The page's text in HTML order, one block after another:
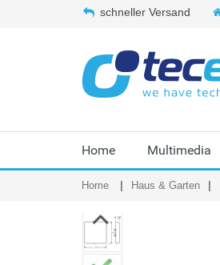
schneller Versand
Home Multimedia
Home Haus & Garten